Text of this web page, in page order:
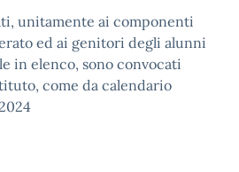
unitamente ai componenti
ed ai genitori degli alunni
in elenco, sono convocati
come da calendario